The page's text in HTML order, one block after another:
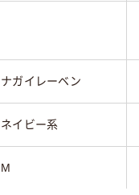
ナガイレーベン
ネイビー系
M